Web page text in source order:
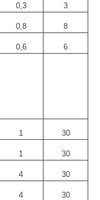
0,3 3
0,8 8
0,6 6
1 30
1 30
4 30
4 30